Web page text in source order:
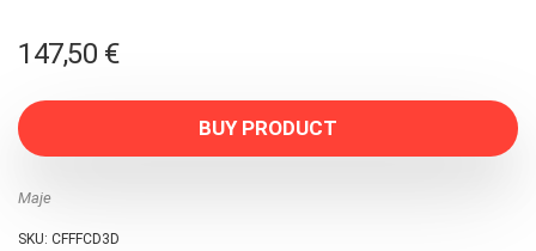
147,50 €
BUY PRODUCT
Maje
SKU: CFFFCD3D